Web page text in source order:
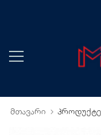
მთავარი